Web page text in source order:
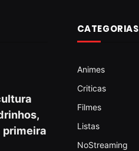
primeira
CATEGORIAS
Animes
Criticas
Filmes
Listas
NoStreaming